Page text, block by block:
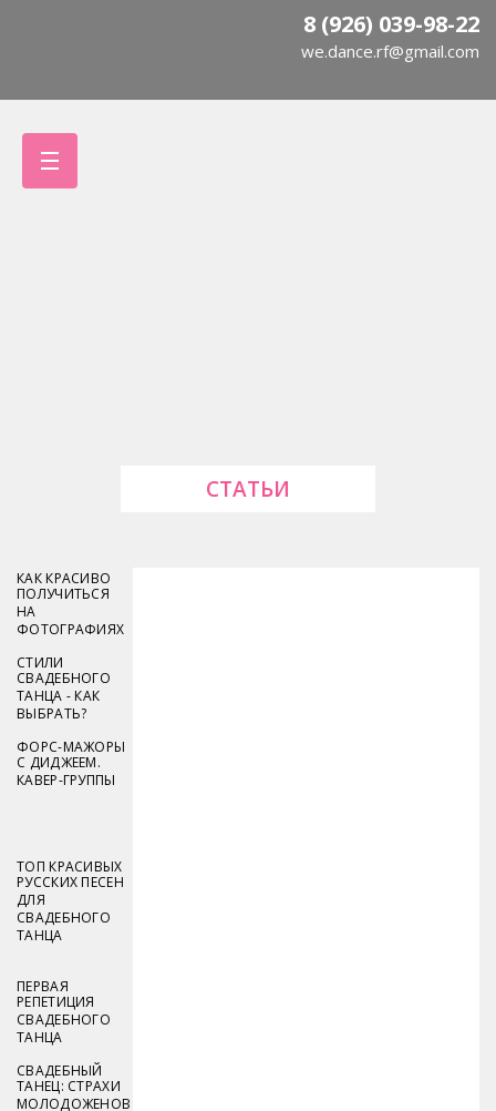
8 (926) 039-98-22
we.dance.rf@gmail.com
СТАТЬИ
КАК КРАСИВО
ПОЛУЧИТЬСЯ
НА
ФОТОГРАФИЯХ
СТИЛИ
СВАДЕБНОГО
ТАНЦА - КАК
ВЫБРАТЬ?
ФОРС-МАЖОРЫ
С ДИДЖЕЕМ.
КАВЕР-ГРУППЫ
ТОП КРАСИВЫХ
РУССКИХ ПЕСЕН
ДЛЯ
СВАДЕБНОГО
ТАНЦА
ПЕРВАЯ
РЕПЕТИЦИЯ
СВАДЕБНОГО
ТАНЦА
СВАДЕБНЫЙ
ТАНЕЦ: СТРАХИ